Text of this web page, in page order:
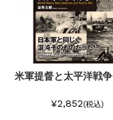
米軍提督と太平洋戦争
¥2,852(税込)